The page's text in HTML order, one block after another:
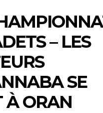
– LES
SE
À ORAN